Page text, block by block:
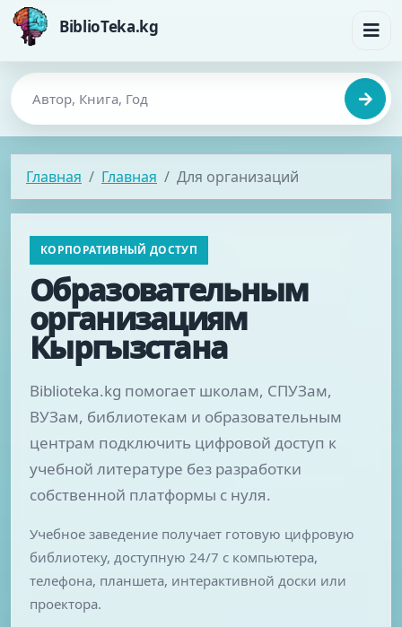
BiblioTeka.kg
Главная Главная Для организаций
КОРПОРАТИВНЫЙ ДОСТУП
Образовательным
организациям
Кыргызстана
Biblioteka.kg помогает школам, СПУЗам,
ВУЗам, библиотекам и образовательным
центрам подключить цифровой доступ к
учебной литературе без разработки
собственной платформы с нуля.
Учебное заведение получает готовую цифровую
библиотеку, доступную 24/7 с компьютера,
телефона, планшета, интерактивной доски или
проектора.